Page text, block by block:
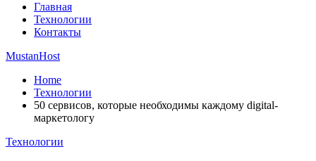
Главная
Технологии
Контакты
MustanHost
Home
Технологии
50 сервисов, которые необходимы каждому digital-
маркетологу
Технологии